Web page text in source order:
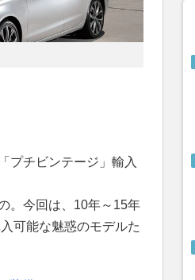
プチビンテージ」輸入
。今回は、10年～15年
可能な魅惑のモデルた